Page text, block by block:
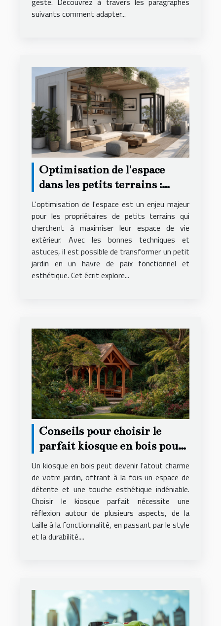
suivants comment adapter...
Optimisation de l'espace
dans les petits terrains :
techniques et astuces
L'optimisation de l'espace est un enjeu majeur
pour les propriétaires de petits terrains qui
cherchent à maximiser leur espace de vie
extérieur. Avec les bonnes techniques et
astuces, il est possible de transformer un petit
jardin en un havre de paix fonctionnel et
esthétique. Cet écrit explore...
Conseils pour choisir le
parfait kiosque en bois pour
votre jardin
Un kiosque en bois peut devenir l'atout charme
de votre jardin, offrant à la fois un espace de
détente et une touche esthétique indéniable.
Choisir le kiosque parfait nécessite une
réflexion autour de plusieurs aspects, de la
taille à la fonctionnalité, en passant par le style
et la durabilité....